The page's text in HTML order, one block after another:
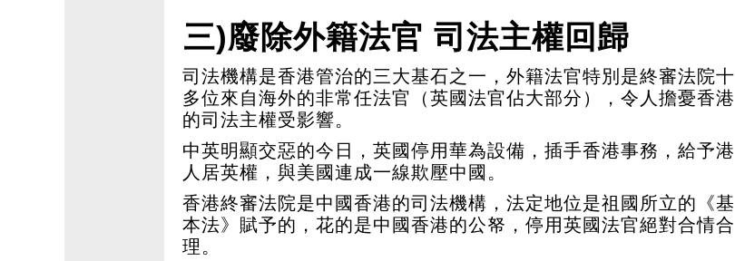
三)廢除外籍法官 司法主權回歸
司法機構是香港管治的三大基石之一，外籍法官特別是終審法院十
多位來自海外的非常任法官（英國法官佔大部分），令人擔憂香港
的司法主權受影響。
中英明顯交惡的今日，英國停用華為設備，插手香港事務，給予港
人居英權，與美國連成一線欺壓中國。
香港終審法院是中國香港的司法機構，法定地位是祖國所立的《基
本法》賦予的，花的是中國香港的公帑，停用英國法官絕對合情合
理。